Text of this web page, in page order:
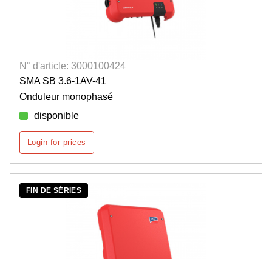
N° d'article: 3000100424
SMA SB 3.6-1AV-41
Onduleur monophasé
disponible
Login for prices
FIN DE SÉRIES